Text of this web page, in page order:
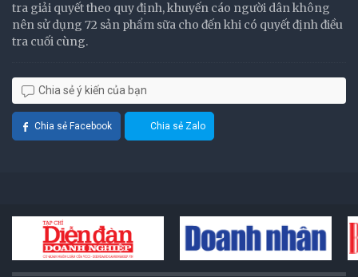
tra giải quyết theo quy định, khuyến cáo người dân không
nên sử dụng 72 sản phẩm sữa cho đến khi có quyết định điều
tra cuối cùng.
Chia sẻ ý kiến của bạn
Chia sẻ Facebook Chia sẻ Zalo